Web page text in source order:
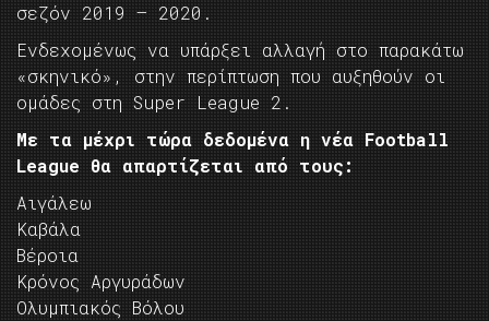
σεζόν 2019 – 2020.
Ενδεχομένως να υπάρξει αλλαγή στο παρακάτω
«σκηνικό», στην περίπτωση που αυξηθούν οι
ομάδες στη Super League 2.
Με τα μέχρι τώρα δεδομένα η νέα Football
League θα απαρτίζεται από τους:
Αιγάλεω
Καβάλα
Βέροια
Κρόνος Αργυράδων
Ολυμπιακός Βόλου